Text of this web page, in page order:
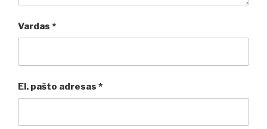
Vardas *
El. pašto adresas *